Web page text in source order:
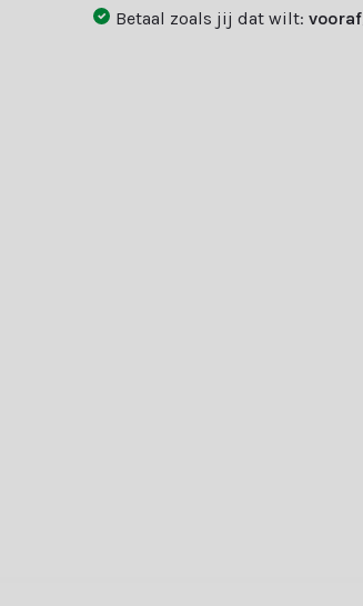
Betaal zoals jij dat wilt:vooraf